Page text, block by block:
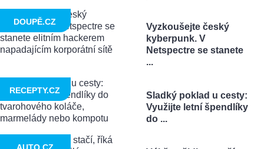
Vyzkoušejte český
kyberpunk. V
Netspectre se stanete
...
DOUPĚ.CZ
Sladký poklad u cesty:
Využijte letní špendlíky
do ...
RECEPTY.CZ
AUTO.CZ